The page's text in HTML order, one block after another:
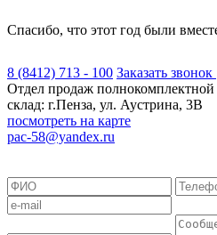
Спасибо, что этот год были
8 (8412) 713 - 100 Заказать звонок
Отдел продаж
склад: г.Пенза, ул. Аустрина, 3В
посмотреть на карте
pac-58@yandex.ru